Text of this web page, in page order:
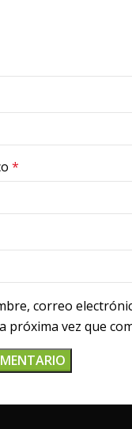
*
correo
próxima vez que